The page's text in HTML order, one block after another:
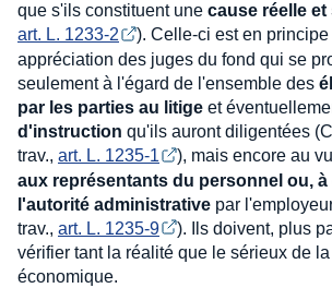
que s'ils constituent une cause réelle et
art. L. 1233-2
). Celle-ci est en
appréciation des juges du fond qui se
seulement à l'égard de l'ensemble des
par les parties au litige et
d'instruction qu'ils auront diligentées
trav., art. L. 1235-1 ), mais encore au
aux représentants du personnel ou, à
l'autorité administrative par
trav., art. L. 1235-9
). Ils doivent, plus
vérifier tant la réalité que le sérieux de
économique.